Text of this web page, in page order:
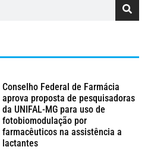
Conselho Federal de Farmácia
aprova proposta de pesquisadoras
da UNIFAL-MG para uso de
fotobiomodulação por
farmacêuticos na assistência a
lactantes